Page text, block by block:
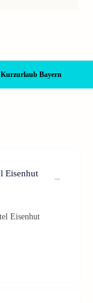
Kurzurlaub Bayern
Eisenhut
Eisenhut